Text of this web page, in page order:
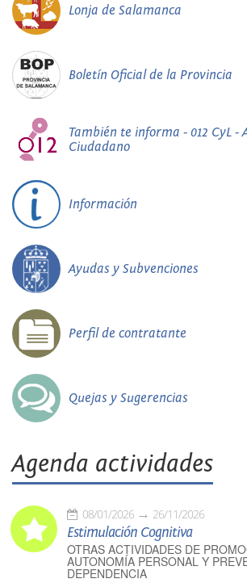
Lonja de Salamanca
Boletín Oficial de la Provincia
También te informa - 012 CyL -
Ciudadano
Información
Ayudas y Subvenciones
Perfil de contratante
Quejas y Sugerencias
Agenda actividades
08/01/2026 26/11/2026
Estimulación Cognitiva
OTRAS ACTIVIDADES DE
AUTONOMÍA PERSONAL Y
DEPENDENCIA